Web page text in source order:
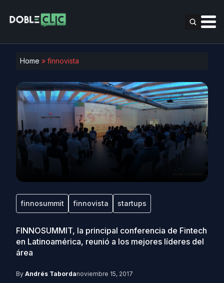
Home » finnovista
finnosummit finnovista startups
FINNOSUMMIT, la principal conferencia de Fintech
en Latinoamérica, reunió a los mejores líderes del
área
By Andrés Tabordanoviembre 15, 2017